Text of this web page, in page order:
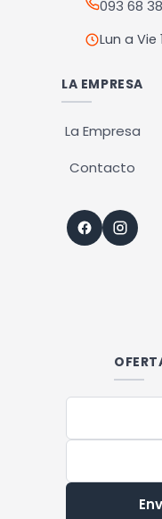
de
093 68
Lun a Vie
LA EMPRESA
La Empresa
Contacto